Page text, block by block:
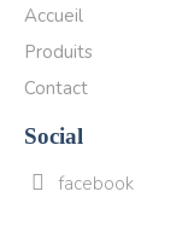
Accueil
Produits
Contact
Social
facebook